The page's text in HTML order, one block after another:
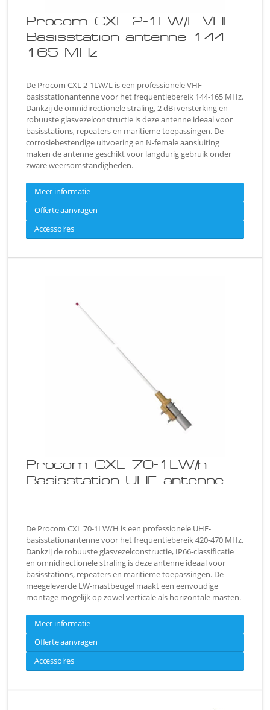
Procom CXL 2-1LW/L VHF
Basisstation antenne 144-
165 MHz
De Procom CXL 2-1LW/L is een professionele VHF-
basisstationantenne voor het frequentiebereik 144-165 MHz.
Dankzij de omnidirectionele straling, 2 dBi versterking en
robuuste glasvezelconstructie is deze antenne ideaal voor
basisstations, repeaters en maritieme toepassingen. De
corrosiebestendige uitvoering en N-female aansluiting
maken de antenne geschikt voor langdurig gebruik onder
zware weersomstandigheden.
Meer informatie
Offerte aanvragen
Accessoires
Procom CXL 70-1LW/h
Basisstation UHF antenne
De Procom CXL 70-1LW/H is een professionele UHF-
basisstationantenne voor het frequentiebereik 420-470 MHz.
Dankzij de robuuste glasvezelconstructie, IP66-classificatie
en omnidirectionele straling is deze antenne ideaal voor
basisstations, repeaters en maritieme toepassingen. De
meegeleverde LW-mastbeugel maakt een eenvoudige
montage mogelijk op zowel verticale als horizontale masten.
Meer informatie
Offerte aanvragen
Accessoires